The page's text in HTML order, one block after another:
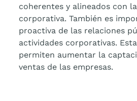
coherentes y alineados con
corporativa. También es
proactiva de las relaciones
actividades corporativas.
permiten aumentar la
ventas de las empresas.